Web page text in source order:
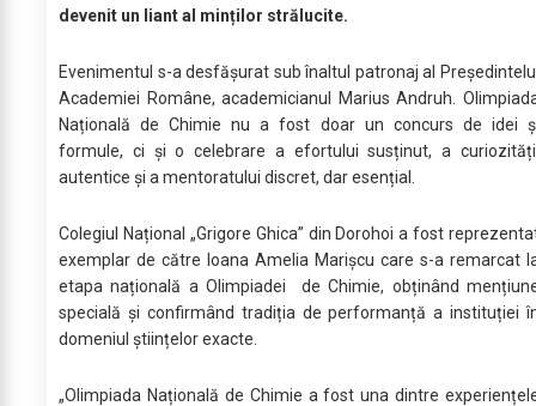
devenit un liant al minților strălucite.
Evenimentul s-a desfășurat sub înaltul patronaj al
Academiei Române, academicianul Marius Andruh.
Națională de Chimie nu a fost doar un concurs de idei
formule, ci și o celebrare a efortului susținut, a
autentice și a mentoratului discret, dar esențial.
Colegiul Național „Grigore Ghica” din Dorohoi a fost
exemplar de către Ioana Amelia Marișcu care s-a remarcat
etapa națională a Olimpiadei de Chimie, obținând
specială și confirmând tradiția de performanță a instituției
domeniul științelor exacte.
„Olimpiada Națională de Chimie a fost una dintre